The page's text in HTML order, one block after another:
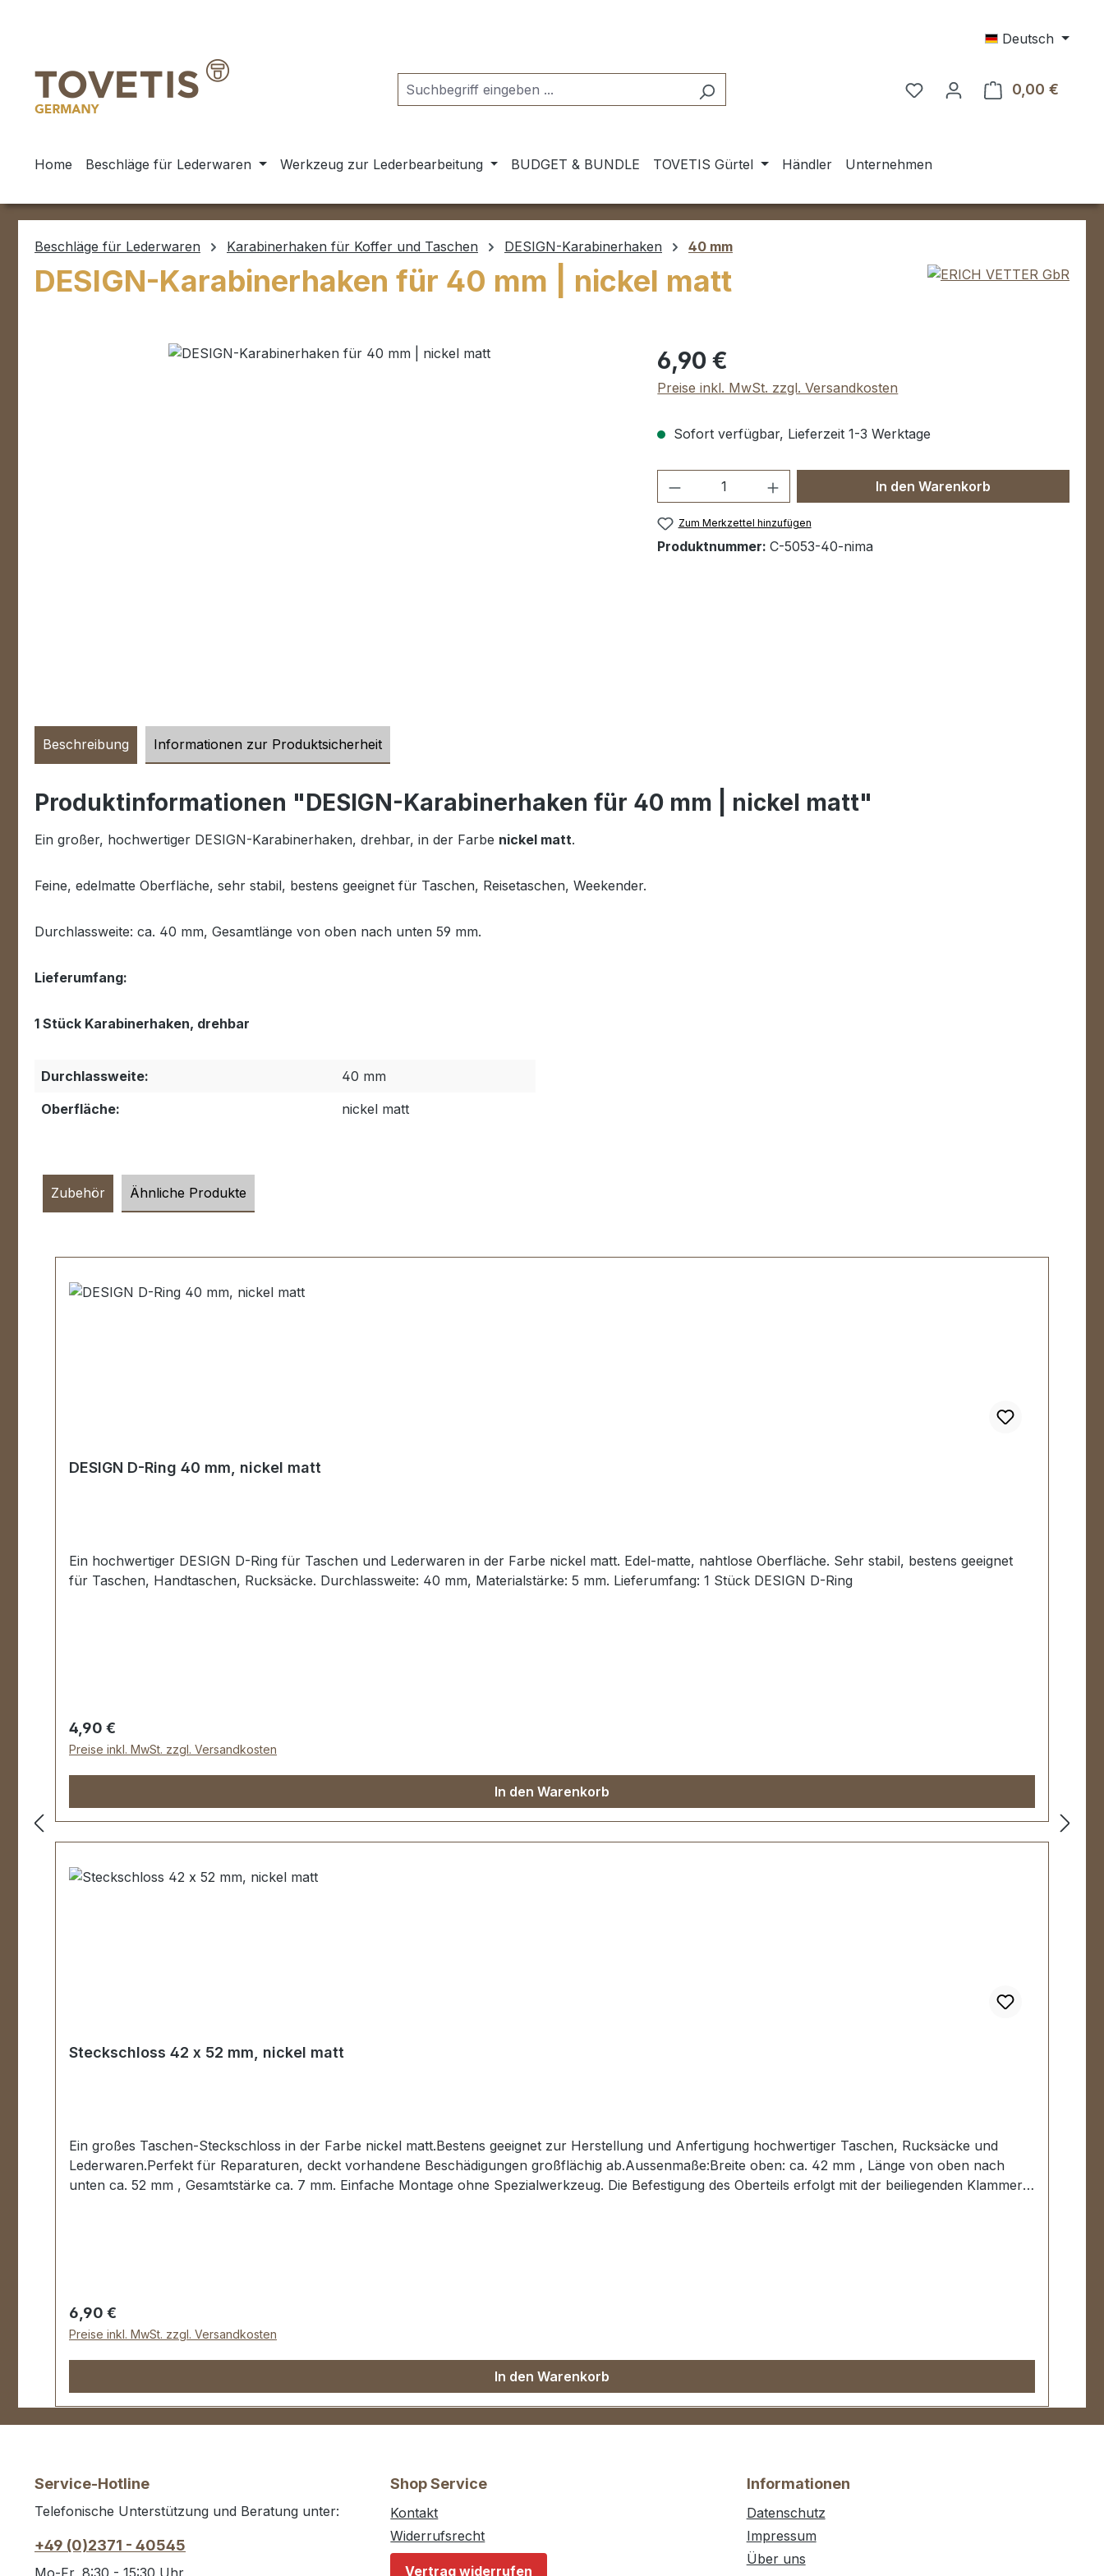
Deutsch
0,00 €
Home Beschläge für Lederwaren Werkzeug zur Lederbearbeitung BUDGET & BUNDLE TOVETIS Gürtel Händler Unternehmen
Beschläge für Lederwaren Karabinerhaken für Koffer und Taschen DESIGN-Karabinerhaken 40 mm
DESIGN-Karabinerhaken für 40 mm | nickel matt
Bildergalerie überspringen Regulärer Preis:
6,90 €
Preise inkl. MwSt. zzgl. Versandkosten
Sofort verfügbar, Lieferzeit 1-3 Werktage
Produkt Anzahl: Gib den gewünschten Wert
In den Warenkorb
Zum Merkzettel hinzufügen
Produktnummer:C-5053-40-nima
Beschreibung Informationen zur Produktsicherheit
Produktinformationen "DESIGN-Karabinerhaken für 40 mm | nickel matt"
Ein großer, hochwertiger DESIGN-Karabinerhaken, drehbar, in der Farbe nickel matt.
Feine, edelmatte Oberfläche, sehr stabil, bestens geeignet für Taschen, Reisetaschen, Weekender.
Durchlassweite: ca. 40 mm, Gesamtlänge von oben nach unten 59 mm.
Lieferumfang:
1 Stück Karabinerhaken, drehbar
Durchlassweite:
40 mm
Oberfläche:
nickel matt
Zubehör Ähnliche Produkte
DESIGN D-Ring 40 mm, nickel matt
Ein hochwertiger DESIGN D-Ring für Taschen und Lederwaren in der Farbe nickel matt. Edel-matte, nahtlose Oberfläche. Sehr stabil, bestens geeignet
für Taschen, Handtaschen, Rucksäcke. Durchlassweite: 40 mm, Materialstärke: 5 mm. Lieferumfang: 1 Stück DESIGN D-Ring
Regulärer Preis:
4,90 €
Preise inkl. MwSt. zzgl. Versandkosten
In den Warenkorb
Steckschloss 42 x 52 mm, nickel matt
Ein großes Taschen-Steckschloss in der Farbe nickel matt.Bestens geeignet zur Herstellung und Anfertigung hochwertiger Taschen, Rucksäcke und
Lederwaren.Perfekt für Reparaturen, deckt vorhandene Beschädigungen großflächig ab.Aussenmaße:Breite oben: ca. 42 mm , Länge von oben nach
unten ca. 52 mm , Gesamtstärke ca. 7 mm. Einfache Montage ohne Spezialwerkzeug. Die Befestigung des Oberteils erfolgt mit der beiliegenden Klammer,
Regulärer Preis:
6,90 €
Preise inkl. MwSt. zzgl. Versandkosten
In den Warenkorb
Service-Hotline
Telefonische Unterstützung und Beratung unter:
+49 (0)2371 - 40545
Shop Service
Kontakt
Widerrufsrecht
Vertrag widerrufen
Informationen
Datenschutz
Impressum
Über uns